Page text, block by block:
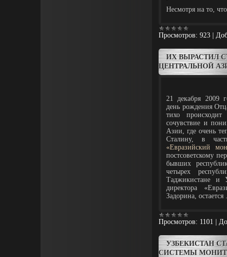
Несмотря на то,
Просмотров: 923
ИХ ВЫРАСТИЛ
ЦЕНТРАЛЬНОЙ
21 декабря 2009
день рождения
тихо происходит
сочувствие и
Азии, где очень
Сталину, в
«Евразийский
постсоветскому
бывших
четырех
Таджикистане и
директора
Задорина, остается
Просмотров: 1101
УЗБЕКИСТАН
СИСТЕМЫ